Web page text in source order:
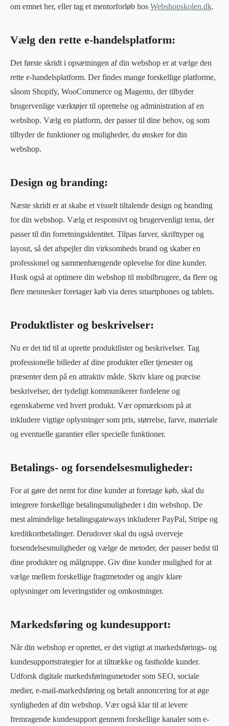
om emnet her, eller tag et mentorforløb hos Webshopskolen.dk.
Vælg den rette e-handelsplatform:
Det første skridt i opsætningen af din webshop er at vælge den
rette e-handelsplatform. Der findes mange forskellige platforme,
såsom Shopify, WooCommerce og Magento, der tilbyder
brugervenlige værktøjer til oprettelse og administration af en
webshop. Vælg en platform, der passer til dine behov, og som
tilbyder de funktioner og muligheder, du ønsker for din
webshop.
Design og branding:
Næste skridt er at skabe et visuelt tiltalende design og branding
for din webshop. Vælg et responsivt og brugervenligt tema, der
passer til din forretningsidentitet. Tilpas farver, skrifttyper og
layout, så det afspejler din virksomheds brand og skaber en
professionel og sammenhængende oplevelse for dine kunder.
Husk også at optimere din webshop til mobilbrugere, da flere og
flere mennesker foretager køb via deres smartphones og tablets.
Produktlister og beskrivelser:
Nu er det tid til at oprette produktlister og beskrivelser. Tag
professionelle billeder af dine produkter eller tjenester og
præsenter dem på en attraktiv måde. Skriv klare og præcise
beskrivelser, der tydeligt kommunikerer fordelene og
egenskaberne ved hvert produkt. Vær opmærksom på at
inkludere vigtige oplysninger som pris, størrelse, farve, materiale
og eventuelle garantier eller specielle funktioner.
Betalings- og forsendelsesmuligheder:
For at gøre det nemt for dine kunder at foretage køb, skal du
integrere forskellige betalingsmuligheder i din webshop. De
mest almindelige betalingsgateways inkluderer PayPal, Stripe og
kreditkortbetalinger. Derudover skal du også overveje
forsendelsesmuligheder og vælge de metoder, der passer bedst til
dine produkter og målgruppe. Giv dine kunder mulighed for at
vælge mellem forskellige fragtmetoder og angiv klare
oplysninger om leveringstider og omkostninger.
Markedsføring og kundesupport:
Når din webshop er oprettet, er det vigtigt at markedsførings- og
kundesupportstrategier for at tiltrække og fastholde kunder.
Udforsk digitale markedsføringsmetoder som SEO, sociale
medier, e-mail-markedsføring og betalt annoncering for at øge
synligheden af din webshop. Vær også klar til at levere
fremragende kundesupport gennem forskellige kanaler som e-